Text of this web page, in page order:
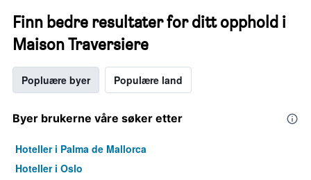
Finn bedre resultater for ditt opphold i
Maison Traversiere
Popluære byer Populære land
Byer brukerne våre søker etter
Hoteller i Palma de Mallorca
Hoteller i Oslo